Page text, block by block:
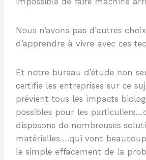
Nous n’avons pas d’autres
d’apprendre à vivre avec ces
Et notre bureau d’étude non
certifie les entreprises sur ce
prévient tous les impacts
possibles pour les
disposons de nombreuses
matérielles….qui vont
le simple effacement de la